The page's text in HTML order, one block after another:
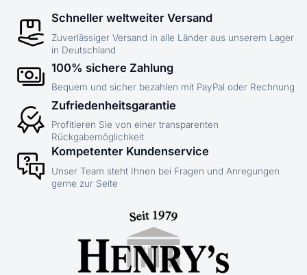
Schneller weltweiter Versand
Zuverlässiger Versand in alle Länder aus unserem Lager
in Deutschland
100% sichere Zahlung
Bequem und sicher bezahlen mit PayPal oder Rechnung
Zufriedenheitsgarantie
Profitieren Sie von einer transparenten
Rückgabemöglichkeit
Kompetenter Kundenservice
Unser Team steht Ihnen bei Fragen und Anregungen
gerne zur Seite